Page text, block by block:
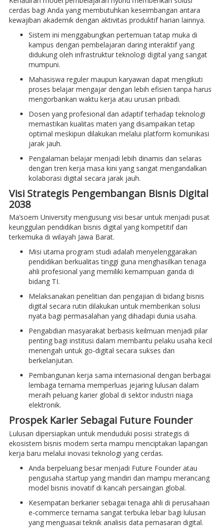
cerdas bagi Anda yang membutuhkan keseimbangan antara
kewajiban akademik dengan aktivitas produktif harian lainnya.
Sistem ini menggabungkan pertemuan tatap muka di
kampus dengan pembelajaran daring interaktif yang
didukung oleh infrastruktur teknologi digital yang sangat
mumpuni.
Mahasiswa reguler maupun karyawan dapat mengikuti
proses belajar mengajar dengan lebih efisien tanpa harus
mengorbankan waktu kerja atau urusan pribadi.
Dosen yang profesional dan adaptif terhadap teknologi
memastikan kualitas materi yang disampaikan tetap
optimal meskipun dilakukan melalui platform komunikasi
jarak jauh.
Pengalaman belajar menjadi lebih dinamis dan selaras
dengan tren kerja masa kini yang sangat mengandalkan
kolaborasi digital secara jarak jauh.
Visi Strategis Pengembangan Bisnis Digital
2038
Ma’soem University mengusung visi besar untuk menjadi pusat
keunggulan pendidikan bisnis digital yang kompetitif dan
terkemuka di wilayah Jawa Barat.
Misi utama program studi adalah menyelenggarakan
pendidikan berkualitas tinggi guna menghasilkan tenaga
ahli profesional yang memiliki kemampuan ganda di
bidang TI.
Melaksanakan penelitian dan pengajian di bidang bisnis
digital secara rutin dilakukan untuk memberikan solusi
nyata bagi permasalahan yang dihadapi dunia usaha.
Pengabdian masyarakat berbasis keilmuan menjadi pilar
penting bagi institusi dalam membantu pelaku usaha kecil
menengah untuk go-digital secara sukses dan
berkelanjutan.
Pembangunan kerja sama internasional dengan berbagai
lembaga ternama memperluas jejaring lulusan dalam
meraih peluang karier global di sektor industri niaga
elektronik.
Prospek Karier Sebagai Future Founder
Lulusan dipersiapkan untuk menduduki posisi strategis di
ekosistem bisnis modern serta mampu menciptakan lapangan
kerja baru melalui inovasi teknologi yang cerdas.
Anda berpeluang besar menjadi Future Founder atau
pengusaha startup yang mandiri dan mampu merancang
model bisnis inovatif di kancah persaingan global.
Kesempatan berkarier sebagai tenaga ahli di perusahaan
e-commerce ternama sangat terbuka lebar bagi lulusan
yang menguasai teknik analisis data pemasaran digital.